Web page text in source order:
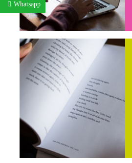
Whatsapp